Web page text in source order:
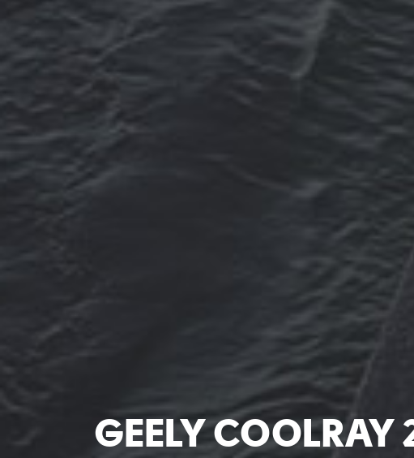
GEELY COOLRAY